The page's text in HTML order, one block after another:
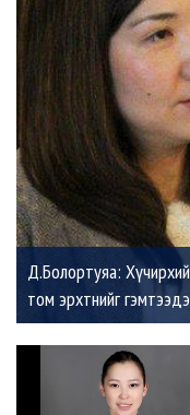
Д.Болортуяа:
том эрхтнийг